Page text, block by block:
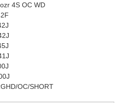
4S OC WD
OC/SHORT